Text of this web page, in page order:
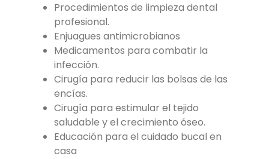
Procedimientos de limpieza dental
profesional.
Enjuagues antimicrobianos
Medicamentos para combatir la
infección.
Cirugía para reducir las bolsas de las
encías.
Cirugía para estimular el tejido
saludable y el crecimiento óseo.
Educación para el cuidado bucal en
casa